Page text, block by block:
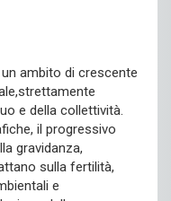
ambito di crescente
e della collettività.
il progressivo
gravidanza,
sulla fertilità,
e